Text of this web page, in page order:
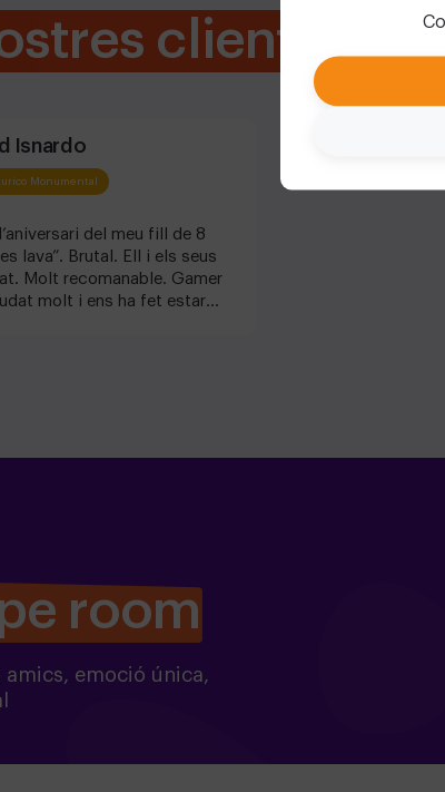
clients
Isnardo
Monumental
del meu fill de 8
lava”. Brutal. Ell i els seus
Molt recomanable. Gamer
molt i ens ha fet estar
room
amics, emoció única,